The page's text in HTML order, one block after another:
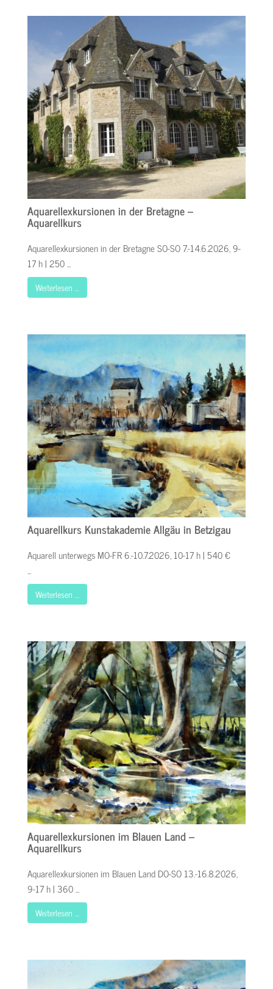
Aquarellexkursionen in der Bretagne –
Aquarellkurs
Aquarellexkursionen in der Bretagne SO-SO 7.-14.6.2026, 9-
17 h | 250 ...
Weiterlesen …
Aquarellkurs Kunstakademie Allgäu in Betzigau
Aquarell unterwegs MO-FR 6.-10.7.2026, 10-17 h | 540 €
...
Weiterlesen …
Aquarellexkursionen im Blauen Land –
Aquarellkurs
Aquarellexkursionen im Blauen Land DO-SO 13.-16.8.2026,
9-17 h | 360 ...
Weiterlesen …